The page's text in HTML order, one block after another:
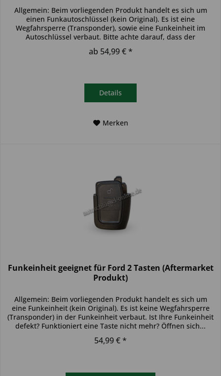
Allgemein: Beim vorliegenden Produkt handelt es sich um
einen Funkautoschlüssel (kein Original). Es ist eine
Wegfahrsperre (Transponder), sowie eine Funkeinheit im
Autoschlüssel verbaut. Bitte achte darauf, dass der
Autoschlüssel deinem...
ab 54,99 € *
Details
Merken
Funkeinheit geeignet für Ford 2 Tasten (Aftermarket
Produkt)
Allgemein: Beim vorliegenden Produkt handelt es sich um
eine Funkeinheit (kein Original). Es ist keine Wegfahrsperre
(Transponder) in der Funkeinheit verbaut. Ist Ihre Funkeinheit
defekt? Funktioniert eine Taste nicht mehr? Öffnen sich...
54,99 € *